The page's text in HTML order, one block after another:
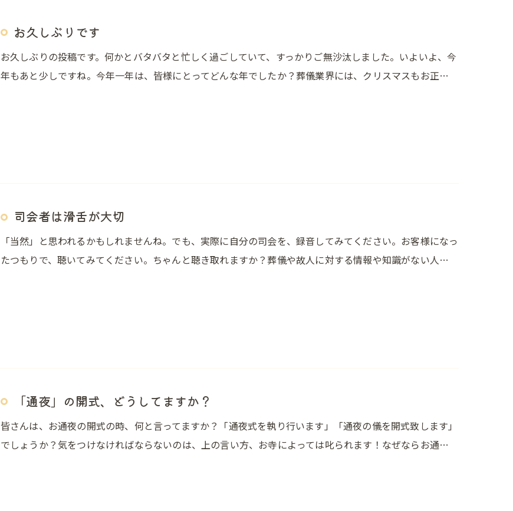
お久しぶりです
お久しぶりの投稿です。何かとバタバタと忙しく過ごしていて、すっかりご無沙汰しました。いよいよ、今
年もあと少しですね。今年一年は、皆様にとってどんな年でしたか？葬儀業界には、クリスマスもお正…
司会者は滑舌が大切
「当然」と思われるかもしれませんね。でも、実際に自分の司会を、録音してみてください。お客様になっ
たつもりで、聴いてみてください。ちゃんと聴き取れますか？葬儀や故人に対する情報や知識がない人…
「通夜」の開式、どうしてますか？
皆さんは、お通夜の開式の時、何と言ってますか？「通夜式を執り行います」「通夜の儀を開式致します」
でしょうか？気をつけなければならないのは、上の言い方、お寺によっては叱られます！なぜならお通…